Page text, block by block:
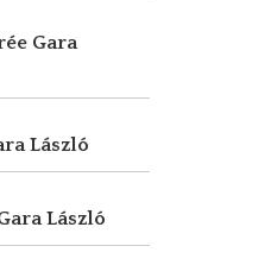
Gara
László
László